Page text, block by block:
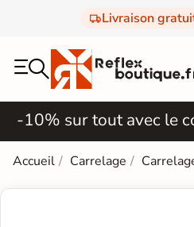
Livraison
-10% sur tout avec le
Accueil Carrelage